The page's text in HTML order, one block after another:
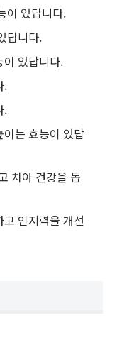
이 있답니다.
답니다.
이 있답니다.
.
.
는 효능이 있답
치아 건강을 돕
인지력을 개선